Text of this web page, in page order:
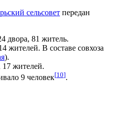
сельсовет передан
двора, 81 житель.
жителей. В составе совхоза
).
17 жителей.
9 человек[10].